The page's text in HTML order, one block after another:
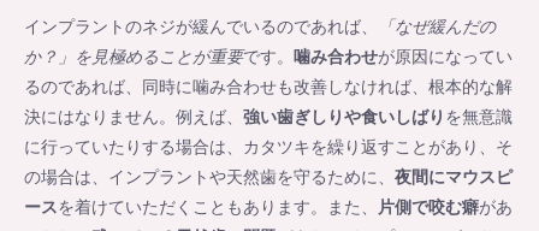
インプラントのネジが緩んでいるのであれば、
「なぜ緩んだの
か？」を見極めることが重要です。 噛み合わせが原因になってい
るのであれば、同時に噛み合わせも改善しなければ、根本的な解
決にはなりません。例えば、 強い歯ぎしりや食いしばり を無意識
に行っていたりする場合は、カタツキを繰り返すことがあり、そ
の場合は、インプラントや天然歯を守るために、 夜間にマウスピ
ースを着けていただくこともあります。また、 片側で咬む癖があ